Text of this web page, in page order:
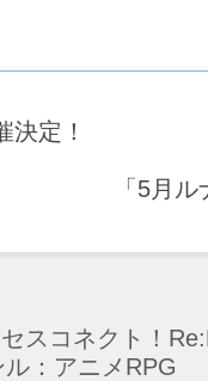
決定！
「5月
スコネクト！
ル：アニメRPG